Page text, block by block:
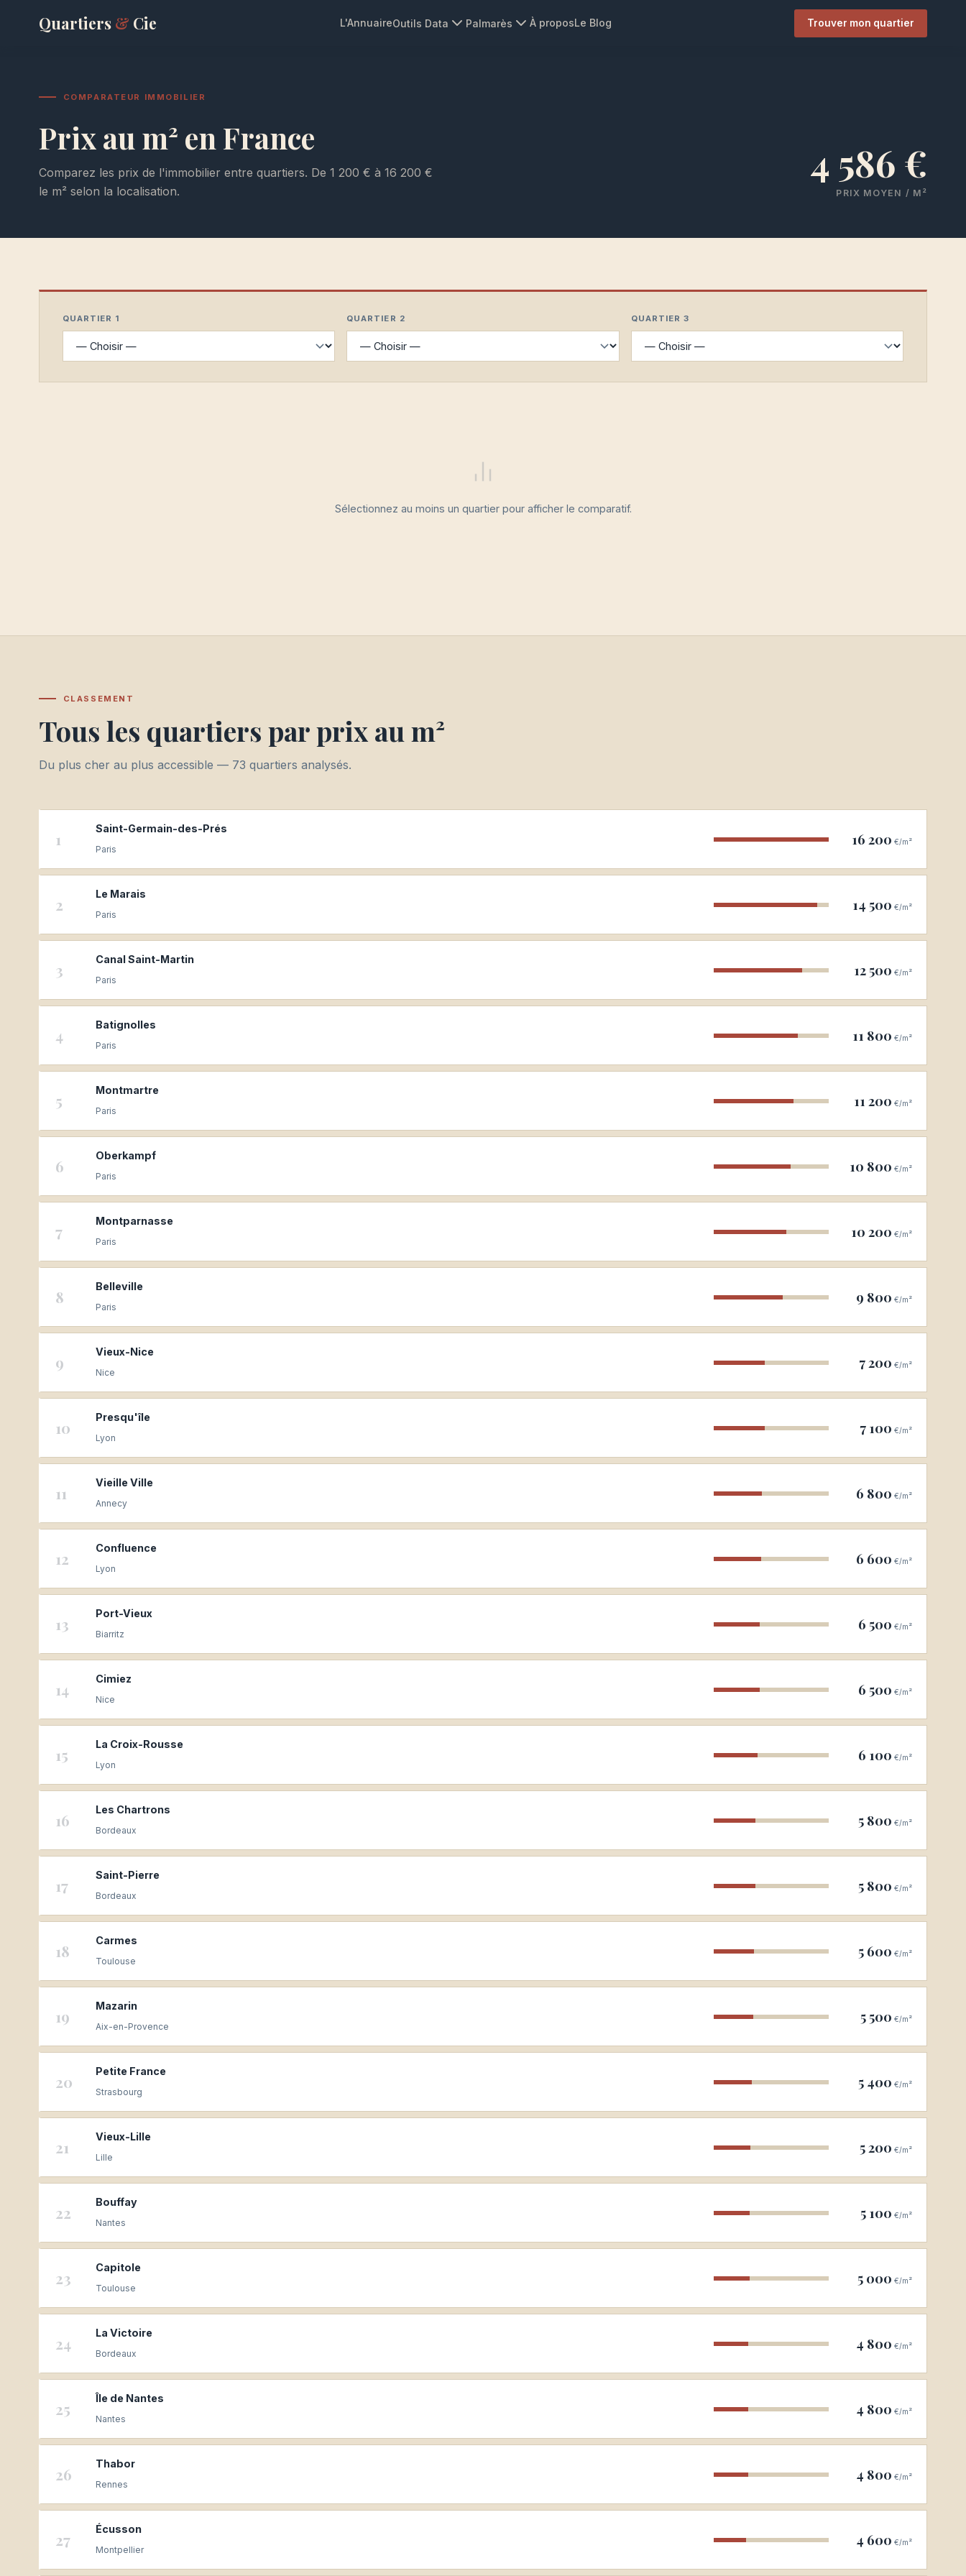
Quartiers & Cie L'AnnuaireOutils Data Palmarès À proposLe Blog Trouver mon quartier
COMPARATEUR IMMOBILIER
Prix au m² en France
Comparez les prix de l'immobilier entre quartiers. De 1 200 € à 16 200 €
le m² selon la localisation.
4 586 €
PRIX MOYEN / M²
QUARTIER 1 QUARTIER 2 QUARTIER 3
Sélectionnez au moins un quartier pour afficher le comparatif.
CLASSEMENT
Tous les quartiers par prix au m²
Du plus cher au plus accessible — 73 quartiers analysés.
1
Saint-Germain-des-Prés
Paris
16 200 €/m²
2
Le Marais
Paris
14 500 €/m²
3
Canal Saint-Martin
Paris
12 500 €/m²
4
Batignolles
Paris
11 800 €/m²
5
Montmartre
Paris
11 200 €/m²
6
Oberkampf
Paris
10 800 €/m²
7
Montparnasse
Paris
10 200 €/m²
8
Belleville
Paris
9 800 €/m²
9
Vieux-Nice
Nice
7 200 €/m²
10
Presqu'île
Lyon
7 100 €/m²
11
Vieille Ville
Annecy
6 800 €/m²
12
Confluence
Lyon
6 600 €/m²
13
Port-Vieux
Biarritz
6 500 €/m²
14
Cimiez
Nice
6 500 €/m²
15
La Croix-Rousse
Lyon
6 100 €/m²
16
Les Chartrons
Bordeaux
5 800 €/m²
17
Saint-Pierre
Bordeaux
5 800 €/m²
18
Carmes
Toulouse
5 600 €/m²
19
Mazarin
Aix-en-Provence
5 500 €/m²
20
Petite France
Strasbourg
5 400 €/m²
21
Vieux-Lille
Lille
5 200 €/m²
22
Bouffay
Nantes
5 100 €/m²
23
Capitole
Toulouse
5 000 €/m²
24
La Victoire
Bordeaux
4 800 €/m²
25
Île de Nantes
Nantes
4 800 €/m²
26
Thabor
Rennes
4 800 €/m²
27
Écusson
Montpellier
4 600 €/m²